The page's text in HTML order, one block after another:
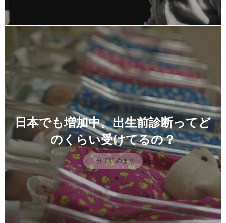
日本でも増加中。出生前診断ってど
のくらい受けてるの？
1 分で読めます